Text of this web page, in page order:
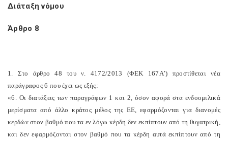
Διάταξη νόμου
Άρθρο 8
1. Στο άρθρο 48 του ν. 4172/2013 (ΦΕΚ 167Α’) προστίθεται νέα
παράγραφος 6 που έχει ως εξής:
«6. Οι διατάξεις των παραγράφων 1 και 2, όσον αφορά στα ενδοομιλικά
μερίσματα από άλλο κράτος μέλος της ΕΕ, εφαρμόζονται για διανομές
κερδών στον βαθμό που τα εν λόγω κέρδη δεν εκπίπτουν από τη θυγατρική,
και δεν εφαρμόζονται στον βαθμό που τα κέρδη αυτά εκπίπτουν από τη